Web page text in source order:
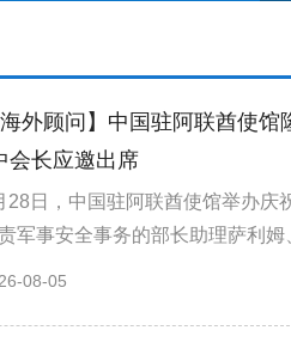
海外顾问】中国驻阿联酋使
会长应邀出席
28日，中国驻阿联酋使馆举办庆
军事安全事务的部长助理萨利
08-05